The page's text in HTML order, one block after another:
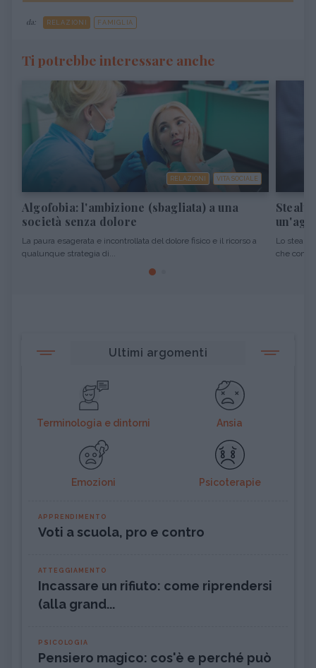
da: RELAZIONI FAMIGLIA
Ti potrebbe interessare anche
RELAZIONI VITA SOCIALE
Algofobia: l'ambizione (sbagliata) a una
società senza dolore
La paura esagerata e incontrollata del dolore fisico e il ricorso a
qualunque strategia di...
Lo
che
Ultimi argomenti
Terminologia e dintorni Ansia
Emozioni Psicoterapie
APPRENDIMENTO
Voti a scuola, pro e contro
ATTEGGIAMENTO
Incassare un rifiuto: come riprendersi
(alla grand...
PSICOLOGIA
Pensiero magico: cos'è e perché può